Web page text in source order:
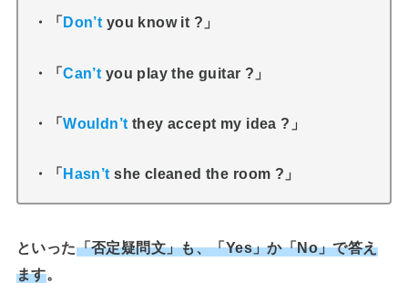
・「Don’t you know it ?」
・「Can’t you play the guitar ?」
・「Wouldn’t they accept my idea ?」
・「Hasn’t she cleaned the room ?」
といった「否定疑問文」も、「Yes」か「No」で答え
ます。